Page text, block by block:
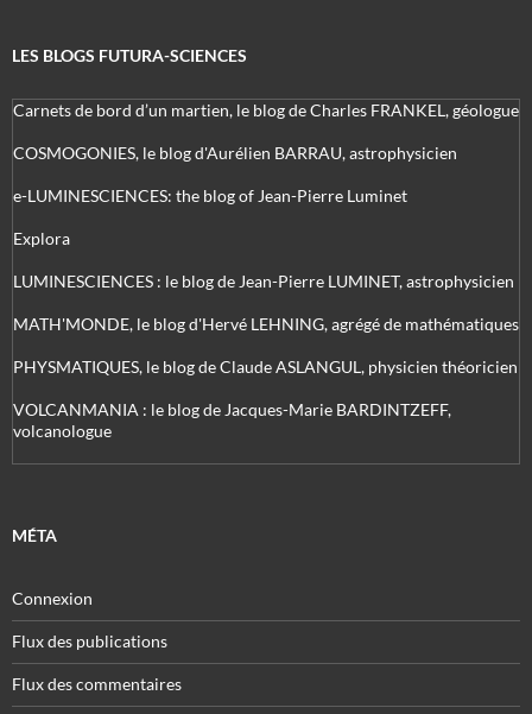
LES BLOGS FUTURA-SCIENCES
Carnets de bord d’un martien, le blog de Charles FRANKEL, géologue
COSMOGONIES, le blog d'Aurélien BARRAU, astrophysicien
e-LUMINESCIENCES: the blog of Jean-Pierre Luminet
Explora
LUMINESCIENCES : le blog de Jean-Pierre LUMINET, astrophysicien
MATH'MONDE, le blog d'Hervé LEHNING, agrégé de mathématiques
PHYSMATIQUES, le blog de Claude ASLANGUL, physicien théoricien
VOLCANMANIA : le blog de Jacques-Marie BARDINTZEFF,
volcanologue
MÉTA
Connexion
Flux des publications
Flux des commentaires